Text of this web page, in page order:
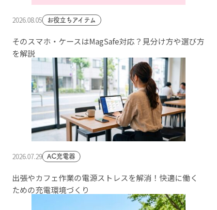
2026.08.05 お役立ちアイテム
そのスマホ・ケースはMagSafe対応？見分け方や選び方
を解説
2026.07.29 AC充電器
出張やカフェ作業の電源ストレスを解消！快適に働く
ための充電環境づくり